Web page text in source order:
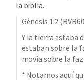
la biblia.
Génesis 1:2
Y la tierra estaba
estaban sobre la
movía sobre la faz
* Notamos aquí